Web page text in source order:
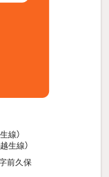
線）
生線）
前久保